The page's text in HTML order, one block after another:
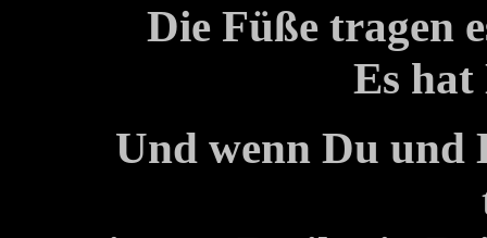
Die Füße tragen
Es hat
Und wenn Du und